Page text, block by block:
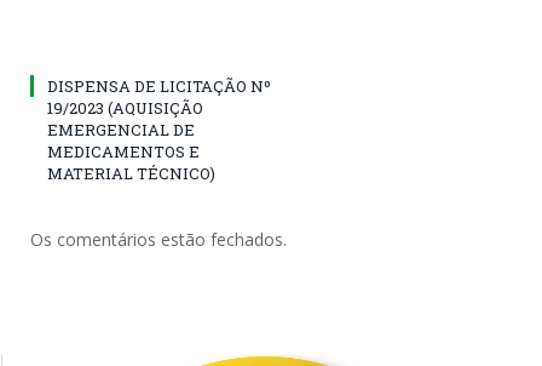
DISPENSA DE LICITAÇÃO Nº
19/2023 (AQUISIÇÃO
EMERGENCIAL DE
MEDICAMENTOS E
MATERIAL TÉCNICO)
Os comentários estão fechados.